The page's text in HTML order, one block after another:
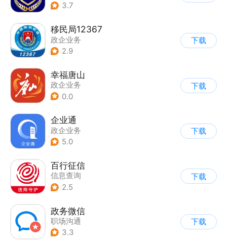
3.7
移民局12367
政企业务
2.9
下载
幸福唐山
政企业务
0.0
下载
企业通
政企业务
5.0
下载
百行征信
信息查询
| 业务咨询办理
2.5
下载
政务微信
职场沟通
3.3
下载